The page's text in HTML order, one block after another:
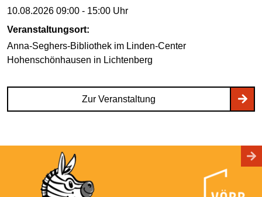
10.08.2026 09:00 - 15:00 Uhr
Veranstaltungsort:
Anna-Seghers-Bibliothek im Linden-Center
Hohenschönhausen in Lichtenberg
Zur Veranstaltung